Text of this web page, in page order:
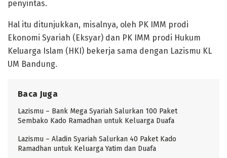
penyintas.
Hal itu ditunjukkan, misalnya, oleh PK IMM prodi
Ekonomi Syariah (Eksyar) dan PK IMM prodi Hukum
Keluarga Islam (HKI) bekerja sama dengan Lazismu KL
UM Bandung.
Baca Juga
Lazismu – Bank Mega Syariah Salurkan 100 Paket
Sembako Kado Ramadhan untuk Keluarga Duafa
Lazismu – Aladin Syariah Salurkan 40 Paket Kado
Ramadhan untuk Keluarga Yatim dan Duafa